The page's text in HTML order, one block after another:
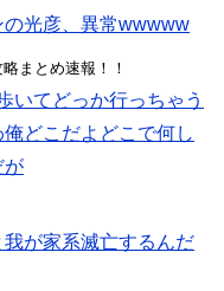
の光彦、異常wwwww
まとめ速報！！
いてどっか行っちゃう
どこだよどこで何し
が
我が家系滅亡するんだ